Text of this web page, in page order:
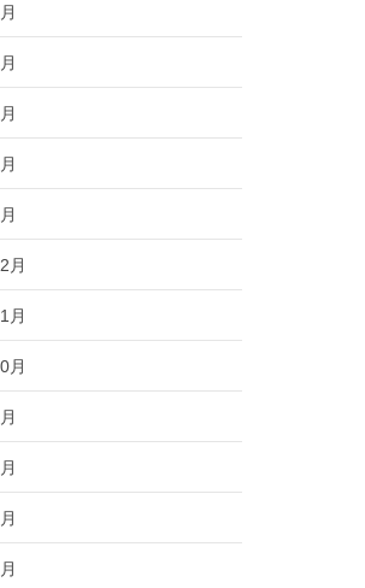
月
月
月